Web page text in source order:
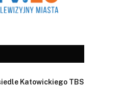
Katowickiego TBS